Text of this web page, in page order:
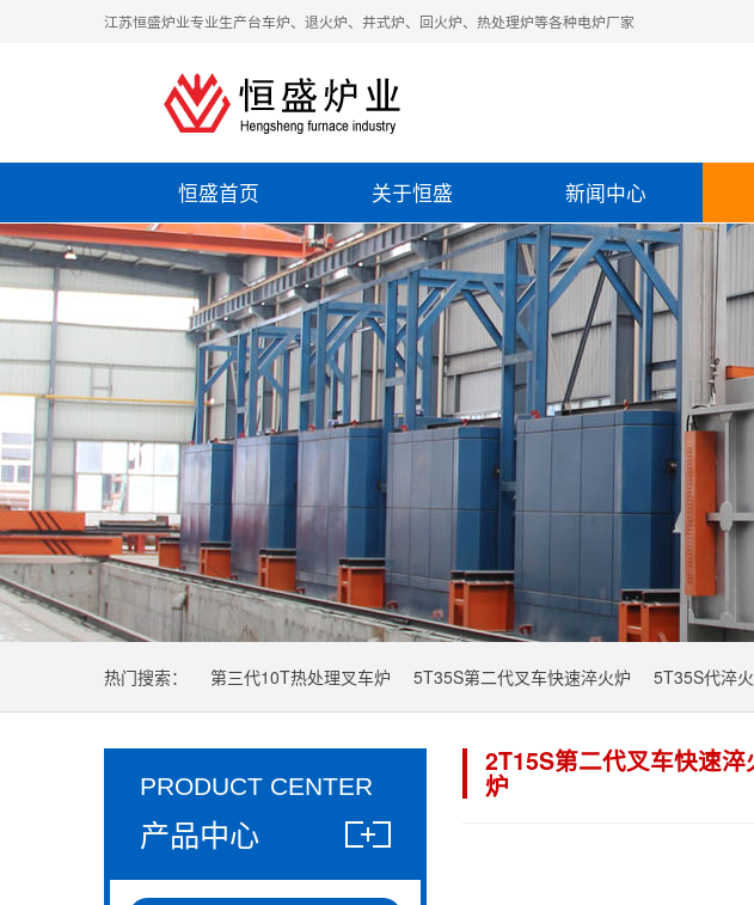
江苏恒盛炉业专业生产台车炉、退火炉、井式炉、回火炉、热处理炉等各种电炉厂家
恒盛首页 关于恒盛 新闻中心
热门搜索： 第三代10T热处理叉车炉 5T35S第二代叉车快速淬火炉 5T35S代淬
2T15S第二代叉车快速淬
炉
PRODUCT CENTER
产品中心